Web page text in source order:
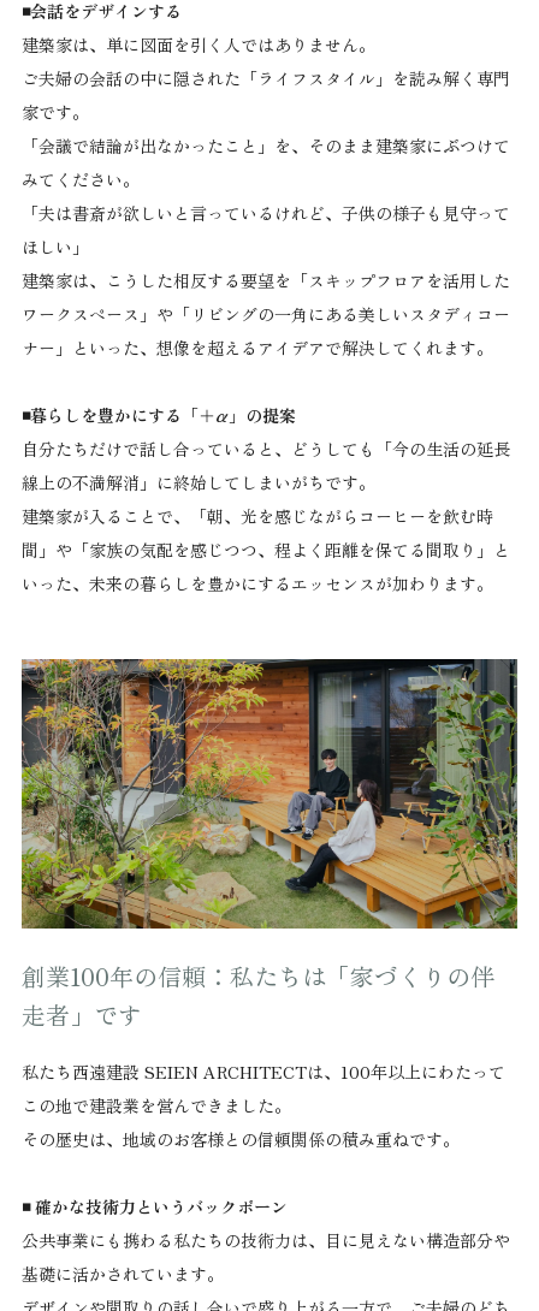
◾️会話をデザインする
建築家は、単に図面を引く人ではありません。
ご夫婦の会話の中に隠された「ライフスタイル」を読み解く専門
家です。
「会議で結論が出なかったこと」を、そのまま建築家にぶつけて
みてください。
「夫は書斎が欲しいと言っているけれど、子供の様子も見守って
ほしい」
建築家は、こうした相反する要望を「スキップフロアを活用した
ワークスペース」や「リビングの一角にある美しいスタディコー
ナー」といった、想像を超えるアイデアで解決してくれます。
◾️暮らしを豊かにする「＋α」の提案
自分たちだけで話し合っていると、どうしても「今の生活の延長
線上の不満解消」に終始してしまいがちです。
建築家が入ることで、「朝、光を感じながらコーヒーを飲む時
間」や「家族の気配を感じつつ、程よく距離を保てる間取り」と
いった、未来の暮らしを豊かにするエッセンスが加わります。
創業100年の信頼：私たちは「家づくりの伴
走者」です
私たち西遠建設 SEIEN ARCHITECTは、100年以上にわたって
この地で建設業を営んできました。
その歴史は、地域のお客様との信頼関係の積み重ねです。
◾️ 確かな技術力というバックボーン
公共事業にも携わる私たちの技術力は、目に見えない構造部分や
基礎に活かされています。